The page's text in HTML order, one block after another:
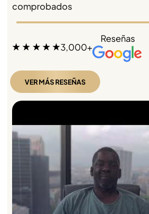
comprobados
3,000+
Reseñas
VER MÁS RESEÑAS